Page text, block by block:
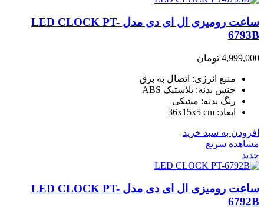
ساعت رومیزی ال ای دی مدل LED CLOCK PT-
6793B
4,999,000 تومان
منبع انرژی: اتصال به برق
جنس بدنه: پلاستیک ABS
رنگ بدنه: مشکی
ابعاد: 36x15x5 cm
افزودن به سبد خرید
مشاهده سریع
جدید
ساعت رومیزی ال ای دی مدل LED CLOCK PT-
6792B